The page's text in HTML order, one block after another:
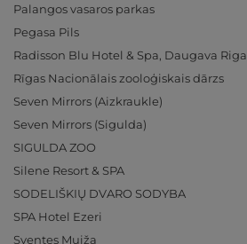
Palangos vasaros parkas
Pegasa Pils
Radisson Blu Hotel & Spa, Daugava Riga
Rīgas Nacionālais zooloģiskais dārzs
Seven Mirrors (Aizkraukle)
Seven Mirrors (Sigulda)
SIGULDA ZOO
Silene Resort & SPA
SODELIŠKIŲ DVARO SODYBA
SPA Hotel Ezeri
Sventes Muiža